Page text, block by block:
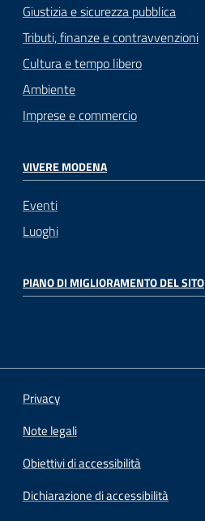
Giustizia e sicurezza pubblica
Tributi, finanze e contravvenzioni
Cultura e tempo libero
Ambiente
Imprese e commercio
VIVERE MODENA
Eventi
Luoghi
PIANO DI MIGLIORAMENTO DEL SITO
Privacy
Note legali
Obiettivi di accessibilità
Dichiarazione di accessibilità